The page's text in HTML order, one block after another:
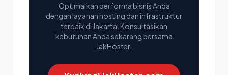
Optimalkan performa bisnis Anda
dengan layanan hosting dan infrastruktur
terbaik di Jakarta. Konsultasikan
kebutuhan Anda sekarang bersama
JakHoster.